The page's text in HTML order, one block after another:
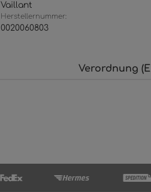
Vaillant
Herstellernummer:
0020060803
Verordnung